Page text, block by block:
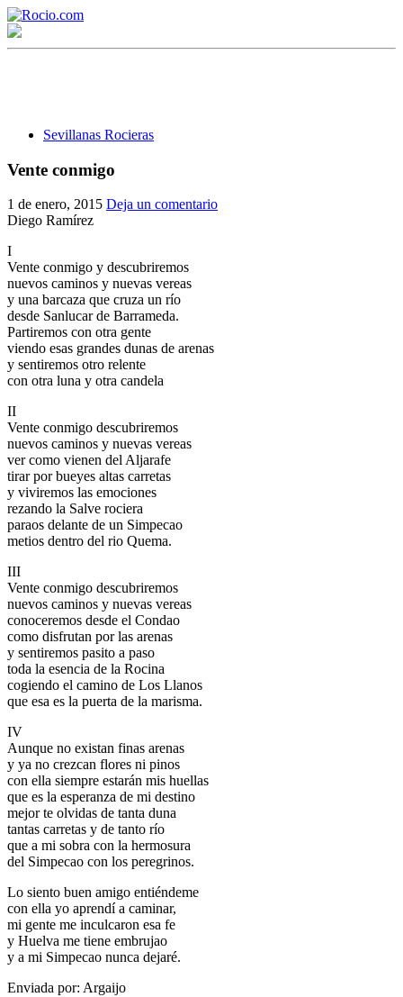
Sevillanas Rocieras
Vente conmigo
1 de enero, 2015 Deja un comentario
Diego Ramírez
I
Vente conmigo y descubriremos
nuevos caminos y nuevas vereas
y una barcaza que cruza un río
desde Sanlucar de Barrameda.
Partiremos con otra gente
viendo esas grandes dunas de arenas
y sentiremos otro relente
con otra luna y otra candela
II
Vente conmigo descubriremos
nuevos caminos y nuevas vereas
ver como vienen del Aljarafe
tirar por bueyes altas carretas
y viviremos las emociones
rezando la Salve rociera
paraos delante de un Simpecao
metios dentro del rio Quema.
III
Vente conmigo descubriremos
nuevos caminos y nuevas vereas
conoceremos desde el Condao
como disfrutan por las arenas
y sentiremos pasito a paso
toda la esencia de la Rocina
cogiendo el camino de Los Llanos
que esa es la puerta de la marisma.
IV
Aunque no existan finas arenas
y ya no crezcan flores ni pinos
con ella siempre estarán mis huellas
que es la esperanza de mi destino
mejor te olvidas de tanta duna
tantas carretas y de tanto río
que a mi sobra con la hermosura
del Simpecao con los peregrinos.
Lo siento buen amigo entiéndeme
con ella yo aprendí a caminar,
mi gente me inculcaron esa fe
y Huelva me tiene embrujao
y a mi Simpecao nunca dejaré.
Enviada por: Argaijo
¡Bienvenido! Soy el asistente virtual de rocio.com.
Historia de la Virgen del Rocío
¿Cuándo es la romería del Rocío?
¿Cuántas hermandades participan en la romería?
¿Cuándo se construyó la primera ermita?
El traslado cada siete años
¿Cuales son los actos principales que se celebran en el
Quiero hacer el camino,¿que tengo que hacer?
En el Rocío, ¿dónde me alojo?